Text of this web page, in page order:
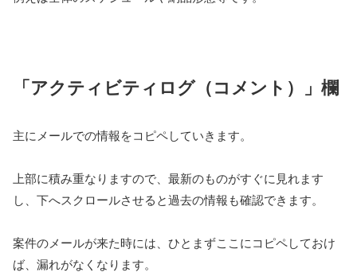
「アクティビティログ（コメント）」欄
主にメールでの情報をコピペしていきます。
上部に積み重なりますので、最新のものがすぐに見れます
し、下へスクロールさせると過去の情報も確認できます。
案件のメールが来た時には、ひとまずここにコピペしておけ
ば、漏れがなくなります。